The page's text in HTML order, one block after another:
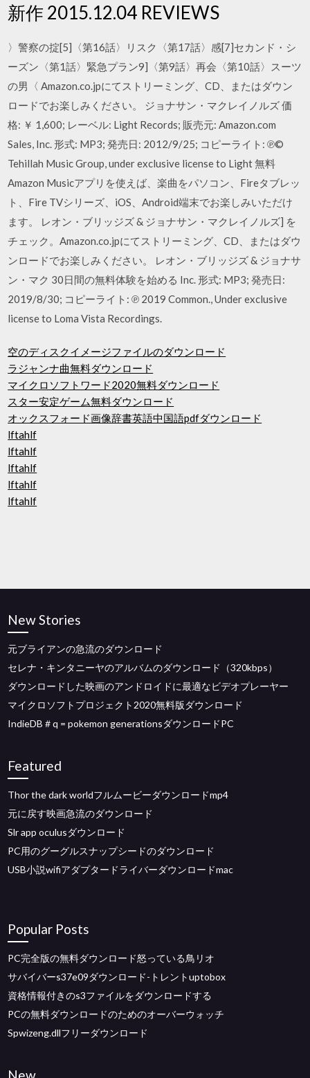
新作 2015.12.04 REVIEWS
〉警察の掟[5]〈第16話〉リスク〈第17話〉感[7]セカンド・シ
ーズン〈第1話〉緊急プラン9]〈第9話〉再会〈第10話〉スーツ
の男〈 Amazon.co.jpにてストリーミング、CD、またはダウン
ロードでお楽しみください。 ジョナサン・マクレイノルズ 価
格: ￥ 1,600; レーベル: Light Records; 販売元: Amazon.com
Sales, Inc. 形式: MP3; 発売日: 2012/9/25; コピーライト: ℗©
Tehillah Music Group, under exclusive license to Light 無料
Amazon Musicアプリを使えば、楽曲をパソコン、Fireタブレッ
ト、Fire TVシリーズ、iOS、Android端末でお楽しみいただけ
ます。 レオン・ブリッジズ & ジョナサン・マクレイノルズ] を
チェック。Amazon.co.jpにてストリーミング、CD、またはダウ
ンロードでお楽しみください。 レオン・ブリッジズ & ジョナサ
ン・マク 30日間の無料体験を始める Inc. 形式: MP3; 発売日:
2019/8/30; コピーライト: ℗ 2019 Common., Under exclusive
license to Loma Vista Recordings.
空のディスクイメージファイルのダウンロード
ラジャンナ曲無料ダウンロード
マイクロソフトワード2020無料ダウンロード
スター安定ゲーム無料ダウンロード
オックスフォード画像辞書英語中国語pdfダウンロード
lftahlf
lftahlf
lftahlf
lftahlf
lftahlf
New Stories
元ブライアンの急流のダウンロード
セレナ・キンタニーヤのアルバムのダウンロード（320kbps）
ダウンロードした映画のアンドロイドに最適なビデオプレーヤー
マイクロソフトプロジェクト2020無料版ダウンロード
IndieDB＃q = pokemon generationsダウンロードPC
Featured
Thor the dark worldフルムービーダウンロードmp4
元に戻す映画急流のダウンロード
Slr app oculusダウンロード
PC用のグーグルスナップシードのダウンロード
USB小説wifiアダプタードライバーダウンロードmac
Popular Posts
PC完全版の無料ダウンロード怒っている鳥リオ
サバイバーs37e09ダウンロード-トレントuptobox
資格情報付きのs3ファイルをダウンロードする
PCの無料ダウンロードのためのオーバーウォッチ
Spwizeng.dllフリーダウンロード